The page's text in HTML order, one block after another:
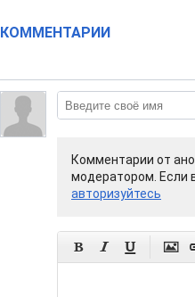
КОММЕНТАРИИ
Комментарии от
модератором. Если
авторизуйтесь
   